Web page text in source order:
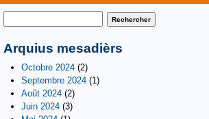
Formulaire de recherche
Arquius mesadièrs
Octobre 2024 (2)
Septembre 2024 (1)
Août 2024 (2)
Juin 2024 (3)